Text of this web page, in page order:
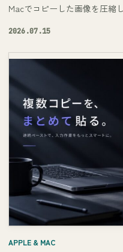
Macでコピーした画像を圧縮
2026.07.15
APPLE & MAC